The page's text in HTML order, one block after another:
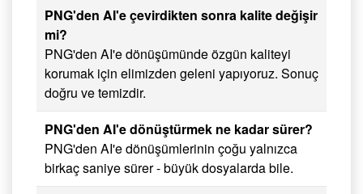
PNG'den AI'e çevirdikten sonra kalite değişir
mi?
PNG'den AI'e dönüşümünde özgün kaliteyi
korumak için elimizden geleni yapıyoruz. Sonuç
doğru ve temizdir.
PNG'den AI'e dönüştürmek ne kadar sürer?
PNG'den AI'e dönüşümlerinin çoğu yalnızca
birkaç saniye sürer - büyük dosyalarda bile.